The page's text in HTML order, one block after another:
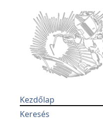
Kezdőlap
Keresés